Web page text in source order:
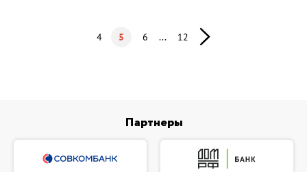
4 5 6 ... 12
Партнеры